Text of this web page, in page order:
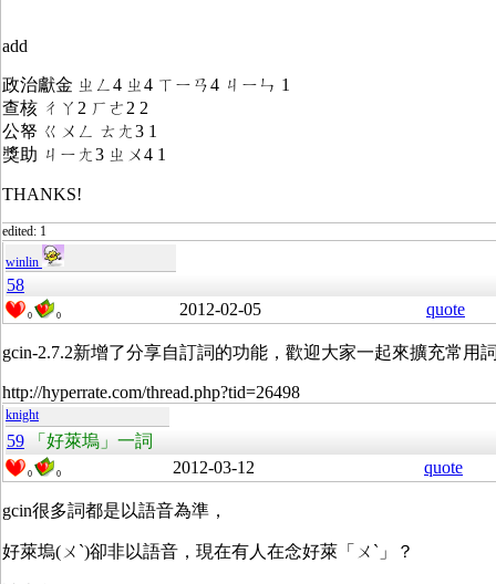
add
政治獻金 ㄓㄥ4 ㄓ4 ㄒㄧㄢ4 ㄐㄧㄣ 1
查核 ㄔㄚ2 ㄏㄜ2 2
公帑 ㄍㄨㄥ ㄊㄤ3 1
獎助 ㄐㄧㄤ3 ㄓㄨ4 1
THANKS!
edited: 1
winlin
58
0 0 2012-02-05 quote
gcin-2.7.2新增了分享自訂詞的功能，歡迎大家一起來擴充常用
http://hyperrate.com/thread.php?tid=26498
knight
59 「好萊塢」一詞
0 0 2012-03-12 quote
gcin很多詞都是以語音為準，
好萊塢(ㄨˋ)卻非以語音，現在有人在念好萊「ㄨˋ」？